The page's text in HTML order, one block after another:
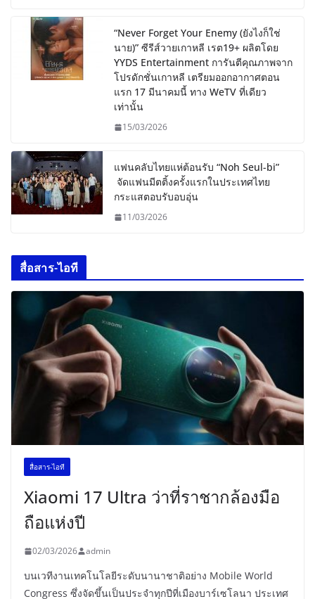
“Never Forget Your Enemy (ยังไงก็ใช่
นาย)” ซีรีส์วายเกาหลี เรต19+ ผลิตโดย
YYDS Entertainment การันตีคุณภาพจาก
โปรดักชั่นเกาหลี เตรียมออกอากาศตอน
แรก 17 มีนาคมนี้ ทาง WeTV ที่เดียว
เท่านั้น
15/03/2026
แฟนคลับไทยแห่ต้อนรับ “Noh Seul-bi”
จัดแฟนมีตติ้งครั้งแรกในประเทศไทย
กระแสตอบรับอบอุ่น
11/03/2026
สื่อสาร-ไอที
สื่อสาร-ไอที
Xiaomi 17 Ultra ว่าที่ราชากล้องมือ
ถือแห่งปี
02/03/2026 admin
บนเวทีงานเทคโนโลยีระดับนานาชาติอย่าง Mobile World
Congress ซึ่งจัดขึ้นเป็นประจำทุกปีที่เมืองบาร์เซโลนา ประเทศ